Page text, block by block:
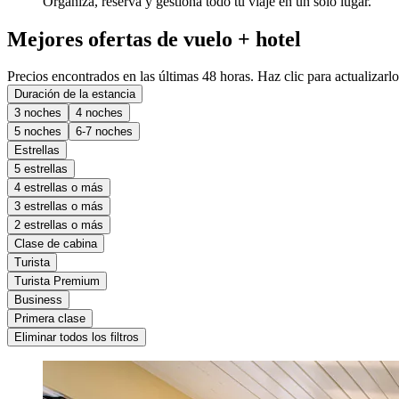
Mejores ofertas de vuelo + hotel
Precios encontrados en las últimas 48 horas. Haz clic para
Duración de la estancia
3 noches
4 noches
5 noches
6-7 noches
Estrellas
5 estrellas
4 estrellas o más
3 estrellas o más
2 estrellas o más
Clase de cabina
Turista
Turista Premium
Business
Primera clase
Eliminar todos los filtros